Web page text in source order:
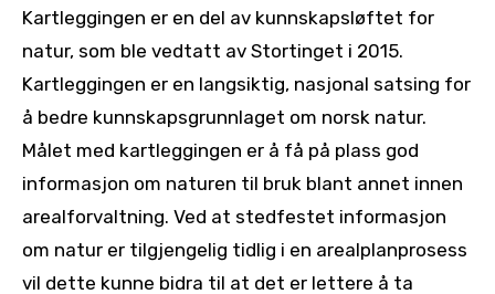
Kartleggingen er en del av kunnskapsløftet for
natur, som ble vedtatt av Stortinget i 2015.
Kartleggingen er en langsiktig, nasjonal satsing for
å bedre kunnskapsgrunnlaget om norsk natur.
Målet med kartleggingen er å få på plass god
informasjon om naturen til bruk blant annet innen
arealforvaltning. Ved at stedfestet informasjon
om natur er tilgjengelig tidlig i en arealplanprosess
vil dette kunne bidra til at det er lettere å ta